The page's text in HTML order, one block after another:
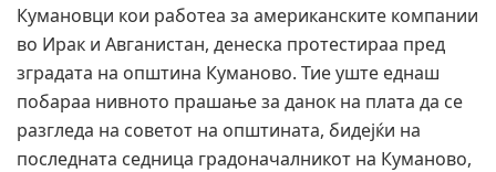
Кумановци кои работеа за американските компании
во Ирак и Авганистан, денеска протестираа пред
зградата на општина Куманово. Тие уште еднаш
побараа нивното прашање за данок на плата да се
разгледа на советот на општината, бидејќи на
последната седница градоначалникот на Куманово,